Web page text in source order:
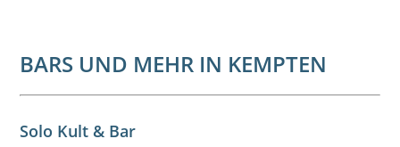
BARS UND MEHR IN KEMPTEN
Solo Kult & Bar